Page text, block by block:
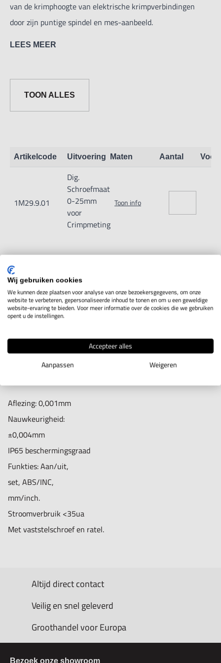
van de krimphoogte van elektrische krimpverbindingen
door zijn puntige spindel en mes-aanbeeld.
IP65 beschermingsgraad
Met vaststelschroef en ratel.
LEES MEER
TOON ALLES
Artikelcode Uitvoering Maten Aantal
1M29.9.01
Dig.
Schroefmaat
0-25mm
voor
Crimpmeting
Toon info
Productomschrijving
Deze digitale buitenschroefmaat is ideaal voor het meten
van de krimphoogte van elektrische krimpverbindingen door
zijn puntige spindel en mes-aanbeeld.
Aflezing: 0,001mm
Nauwkeurigheid:
±0,004mm
IP65 beschermingsgraad
Funkties: Aan/uit,
set, ABS/INC,
mm/inch.
Stroomverbruik <35ua
Met vaststelschroef en ratel.
Altijd direct contact
Veilig en snel geleverd
Groothandel voor Europa
Bezoek onze showroom
Wij gebruiken cookies
We kunnen deze plaatsen voor analyse van onze bezoekersgegevens, om onze
website te verbeteren, gepersonaliseerde inhoud te tonen en om u een geweldige
website-ervaring te bieden. Voor meer informatie over de cookies die we gebruiken
opent u de instellingen.
Accepteer alles
Aanpassen
Weigeren